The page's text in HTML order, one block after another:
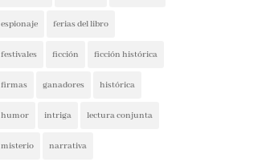
espionaje ferias del libro
festivales ficción ficción histórica
firmas ganadores histórica
humor intriga lectura conjunta
misterio narrativa